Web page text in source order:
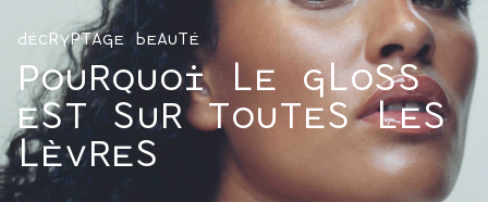
FASHION WEEK
SOCIÉTÉ
MUSIQUE
CINÉMA
ART & CULTURE
DÉCRYPTAGE BEAUTÉ
POURQUOI LE GLOSS
EST SUR TOUTES LES
LÈVRES